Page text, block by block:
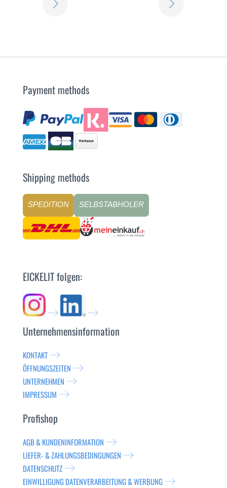
Payment methods
Shipping methods
SPEDITION SELBSTABHOLER
EICKELIT folgen:
Unternehmensinformation
KONTAKT
ÖFFNUNGSZEITEN
UNTERNEHMEN
IMPRESSUM
Profishop
AGB & KUNDENINFORMATION
LIEFER- & ZAHLUNGSBEDINGUNGEN
DATENSCHUTZ
EINWILLIGUNG DATENVERARBEITUNG & WERBUNG